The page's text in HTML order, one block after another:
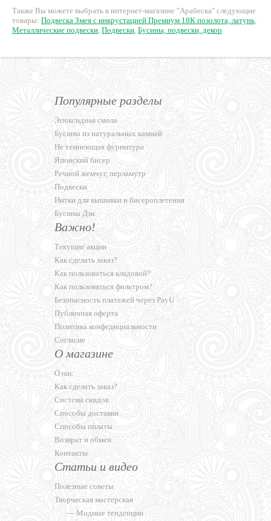
Также Вы можете выбрать в интернет-магазине "Арабеска" следующие
товары: Подвеска Змея с инкрустацией Премиум 18К позолота, латунь,
Металлические подвески, Подвески, Бусины, подвески, декор
Популярные разделы
Эпоксидная смола
Бусины из натуральных камней
Не темнеющая фурнитура
Японский бисер
Речной жемчуг, перламутр
Подвески
Нитки для вышивки и бисероплетения
Бусины Дзи
Важно!
Текущие акции
Как сделать заказ?
Как пользоваться кладовой?
Как пользоваться фильтром?
Безопасность платежей через PayU
Публичная оферта
Политика конфедициальности
Согласие
О магазине
О нас
Как сделать заказ?
Система скидок
Способы доставки
Способы оплаты
Возврат и обмен
Контакты
Статьи и видео
Полезные советы
Творческая мастерская
— Модные тенденции